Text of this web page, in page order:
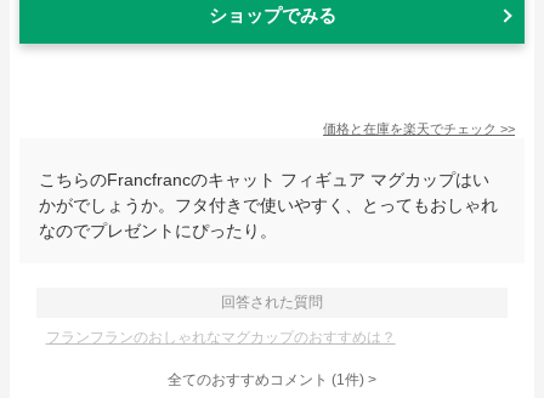
ショップでみる
価格と在庫を楽天でチェック >>
こちらのFrancfrancのキャット フィギュア マグカップはい
かがでしょうか。フタ付きで使いやすく、とってもおしゃれ
なのでプレゼントにぴったり。
回答された質問
フランフランのおしゃれなマグカップのおすすめは？
全てのおすすめコメント (1件) >